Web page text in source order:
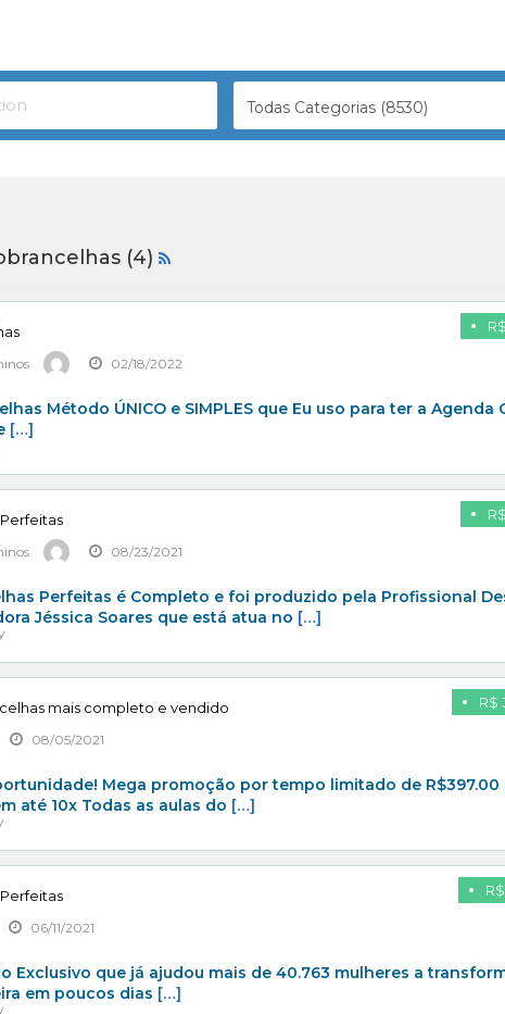
Todas Categorias (8530)
(4)
02/18/2022
Método ÚNICO e SIMPLES que Eu uso para ter a Agenda
[…]
08/23/2021
Perfeitas é Completo e foi produzido pela Profissional
Jéssica Soares que está atua no […]
R$
mais completo e vendido
08/05/2021
Mega promoção por tempo limitado de R$397.00
até 10x Todas as aulas do […]
06/11/2021
Exclusivo que já ajudou mais de 40.763 mulheres a
em poucos dias […]